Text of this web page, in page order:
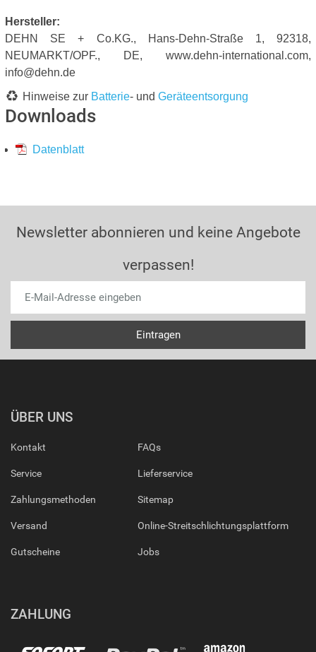
Hersteller:
DEHN SE + Co.KG., Hans-Dehn-Straße 1, 92318,
NEUMARKT/OPF., DE, www.dehn-international.com,
info@dehn.de
Hinweise zur Batterie- und Geräteentsorgung
Downloads
Datenblatt
Newsletter abonnieren und keine Angebote
verpassen!
ÜBER UNS
Kontakt
Service
Zahlungsmethoden
Versand
Gutscheine
FAQs
Lieferservice
Sitemap
Online-Streitschlichtungsplattform
Jobs
ZAHLUNG